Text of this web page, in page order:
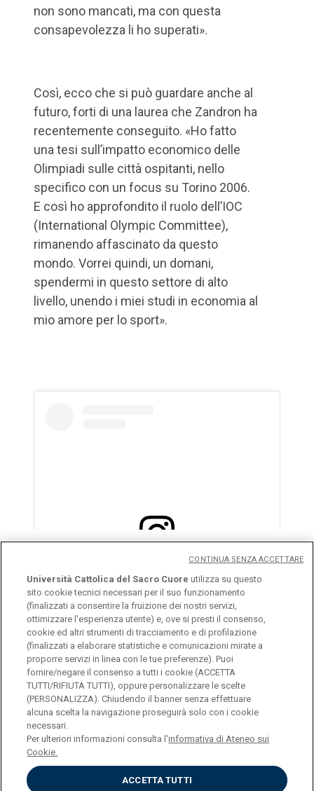
non sono mancati, ma con questa
consapevolezza li ho superati».
Così, ecco che si può guardare anche al
futuro, forti di una laurea che Zandron ha
recentemente conseguito. «Ho fatto
una tesi sull’impatto economico delle
Olimpiadi sulle città ospitanti, nello
specifico con un focus su Torino 2006.
E così ho approfondito il ruolo dell’IOC
(International Olympic Committee),
rimanendo affascinato da questo
mondo. Vorrei quindi, un domani,
spendermi in questo settore di alto
livello, unendo i miei studi in economia al
mio amore per lo sport».
© Università Cattolica del Sacro Cuore
Largo A. Gemelli 1, 20123 Milano
Privacy
Cookies
Impostazione Cookies
Università Cattolica del Sacro Cuore utilizza su questo
sito cookie tecnici necessari per il suo funzionamento
(finalizzati a consentire la fruizione dei nostri servizi,
ottimizzare l'esperienza utente) e, ove si presti il consenso,
cookie ed altri strumenti di tracciamento e di profilazione
(finalizzati a elaborare statistiche e comunicazioni mirate a
proporre servizi in linea con le tue preferenze). Puoi
fornire/negare il consenso a tutti i cookie (ACCETTA
TUTTI/RIFIUTA TUTTI), oppure personalizzare le scelte
(PERSONALIZZA). Chiudendo il banner senza effettuare
alcuna scelta la navigazione proseguirà solo con i cookie
necessari.
Per ulteriori informazioni consulta l'informativa di Ateneo sui
Cookie.
ACCETTA TUTTI
CONTINUA SENZA ACCETTARE